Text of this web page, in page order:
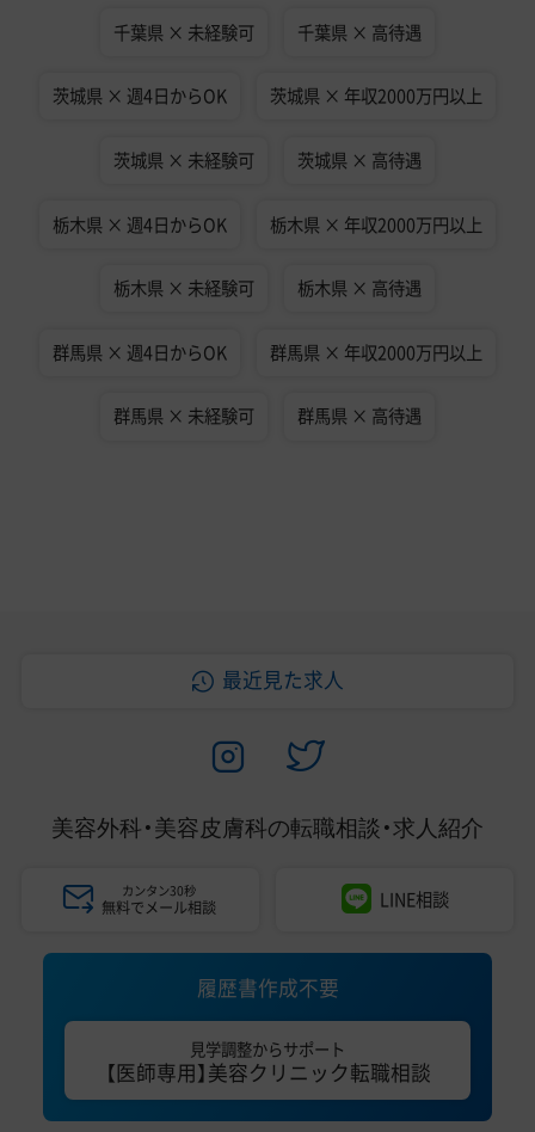
千葉県 × 未経験可 千葉県 × 高待遇
茨城県 × 週4日からOK 茨城県 × 年収2000万円以上
茨城県 × 未経験可 茨城県 × 高待遇
栃木県 × 週4日からOK 栃木県 × 年収2000万円以上
栃木県 × 未経験可 栃木県 × 高待遇
群馬県 × 週4日からOK 群馬県 × 年収2000万円以上
群馬県 × 未経験可 群馬県 × 高待遇
最近見た求人
美容外科・美容皮膚科の転職相談・求人紹介
カンタン30秒
無料でメール相談 LINE相談
履歴書作成不要
見学調整からサポート
【医師専用】美容クリニック転職相談